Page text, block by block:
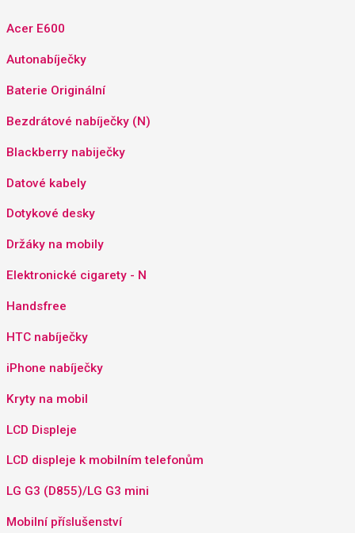
Acer E600
Autonabíječky
Baterie Originální
Bezdrátové nabíječky (N)
Blackberry nabiječky
Datové kabely
Dotykové desky
Držáky na mobily
Elektronické cigarety - N
Handsfree
HTC nabíječky
iPhone nabíječky
Kryty na mobil
LCD Displeje
LCD displeje k mobilním telefonům
LG G3 (D855)/LG G3 mini
Mobilní příslušenství